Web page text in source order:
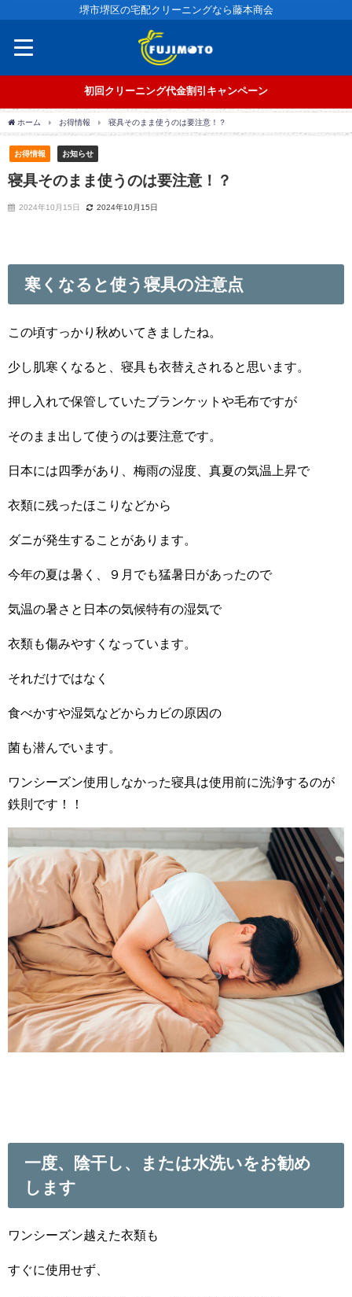
堺市堺区の宅配クリーニングなら藤本商会
初回クリーニング代金割引キャンペーン
ホーム お得情報 寝具そのまま使うのは要注意！？
お得情報 お知らせ
寝具そのまま使うのは要注意！？
2024年10月15日 2024年10月15日
寒くなると使う寝具の注意点
この頃すっかり秋めいてきましたね。
少し肌寒くなると、寝具も衣替えされると思います。
押し入れで保管していたブランケットや毛布ですが
そのまま出して使うのは要注意です。
日本には四季があり、梅雨の湿度、真夏の気温上昇で
衣類に残ったほこりなどから
ダニが発生することがあります。
今年の夏は暑く、９月でも猛暑日があったので
気温の暑さと日本の気候特有の湿気で
衣類も傷みやすくなっています。
それだけではなく
食べかすや湿気などからカビの原因の
菌も潜んでいます。
ワンシーズン使用しなかった寝具は使用前に洗浄するのが
鉄則です！！
一度、陰干し、または水洗いをお勧め
します
ワンシーズン越えた衣類も
すぐに使用せず、